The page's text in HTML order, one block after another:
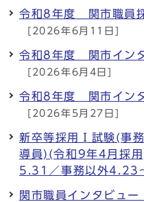
令和8年度 関市職員
[2026年6月11日]
令和8年度 関市イン
[2026年6月4日]
令和8年度 関市イン
[2026年5月27日]
新卒等採用Ⅰ試験(事
導員)(令和9年4月採
5.31／事務以外4.23
関市職員インタビュ